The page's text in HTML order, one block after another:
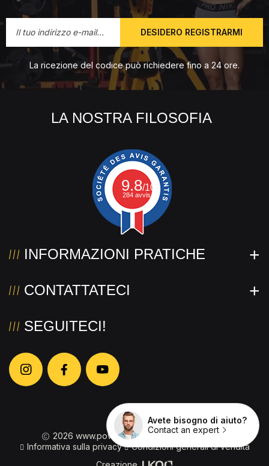
DESIDERO REGISTRARMI
La ricezione del codice può richiedere fino a 24 ore.
LA NOSTRA FILOSOFIA
9.8/10
284 avvis.
INFORMAZIONI PRATICHE
CONTATTATECI
SEGUITECI!
2026 www.powertec.eu
Informazioni legali
Informativa sulla privacy
Condizioni generali di vendita
Avete bisogno di aiuto?
Contact an expert